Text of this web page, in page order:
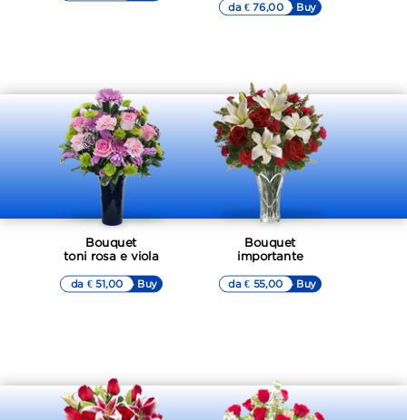
▷▷ Buy
da € 76,00
Bouquet
toni rosa e viola
▷▷ Buy
da € 51,00
Bouquet
importante
▷▷ Buy
da € 55,00